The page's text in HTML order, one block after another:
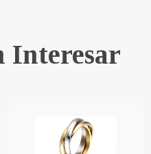
Interesar